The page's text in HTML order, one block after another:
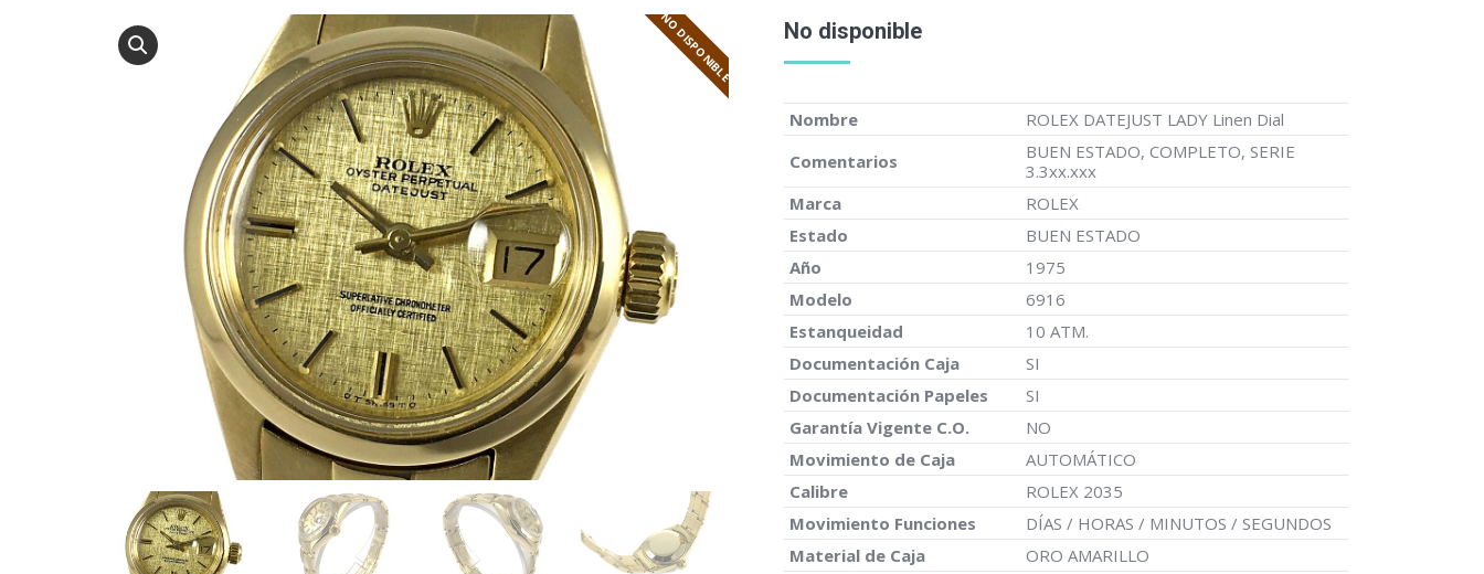
NO DISPONIBLE No disponible
Nombre
ROLEX DATEJUST LADY Linen Dial
Comentarios
BUEN ESTADO, COMPLETO, SERIE
3.3xx.xxx
Marca
ROLEX
Estado
BUEN ESTADO
Año
1975
Modelo
6916
Estanqueidad
10 ATM.
Documentación Caja
SI
Documentación Papeles
SI
Garantía Vigente C.O.
NO
Movimiento de Caja
AUTOMÁTICO
Calibre
ROLEX 2035
Movimiento Funciones
DÍAS / HORAS / MINUTOS / SEGUNDOS
Material de Caja
ORO AMARILLO